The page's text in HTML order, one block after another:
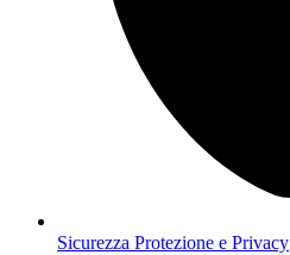
Sicurezza Protezione e Privacy